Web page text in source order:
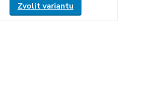
Zvolit variantu